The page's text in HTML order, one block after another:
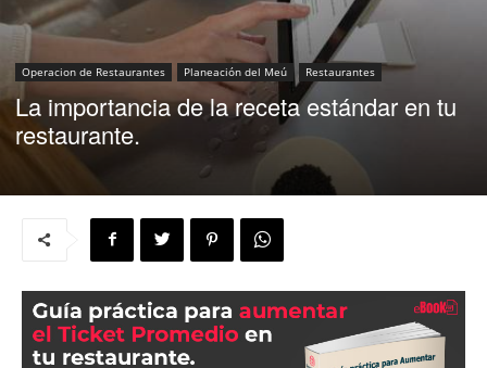
Capacitación
Restaurantes
Operacion de Restaurantes Planeación del Meú Restaurantes
La importancia de la receta estándar en tu
restaurante.